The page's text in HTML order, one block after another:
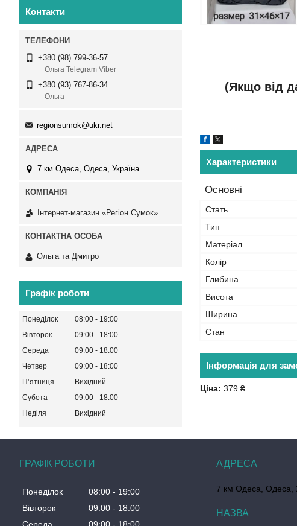
(Якщо від
Характеристики
Основні
Стать
Тип
Матеріал
Колір
Глибина
Висота
Ширина
Стан
Інформація для
Ціна: 379 ₴
Контакти
+380 (98) 799-36-57
Ольга Telegram Viber
+380 (93) 767-86-34
Ольга
regionsumok@ukr.net
7 км Одеса, Одеса, Україна
Інтернет-магазин «Регіон Сумок»
Ольга та Дмитро
Графік роботи
Понеділок 08:00
19:00
Вівторок
09:00
18:00
Середа
09:00
18:00
Четвер
09:00
18:00
Пʼятниця
Вихідний
Субота
09:00
18:00
Неділя
Вихідний
ГРАФІК РОБОТИ
Понеділок 08:00
19:00
Вівторок
09:00
18:00
Середа
09:00 18:00
7 км Одеса, Одеса,